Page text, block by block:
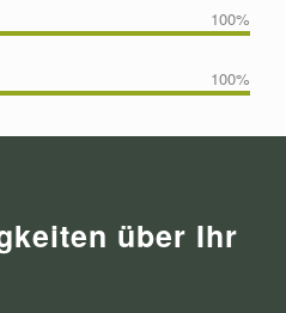
100%
100%
über Ihr